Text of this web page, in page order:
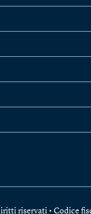
riservati • Codice